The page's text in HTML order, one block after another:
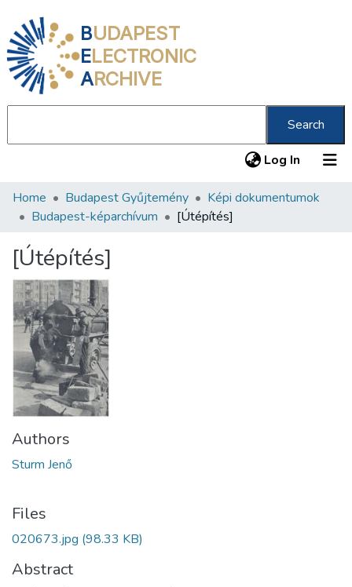
BUDAPEST
ELECTRONIC
ARCHIVE
Search
Log In (current)
Communities & Collections
Statistics
About us
Home Budapest Gyűjtemény
Képi dokumentumok
Budapest-képarchívum
[Útépítés]
[Útépítés]
Authors
Sturm Jenő
Files
020673.jpg (98.33 KB)
Abstract